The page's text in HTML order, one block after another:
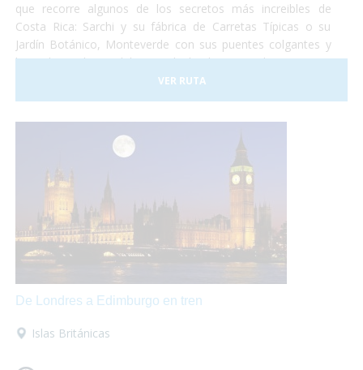
que recorre algunos de los secretos más increibles de
Costa Rica: Sarchi y su fábrica de Carretas Típicas o su
Jardín Botánico, Monteverde con sus puentes colgantes y
lugar de residencia del Quetzal, el Volcan Arenal y sus aguas
termales, Sarapiqui con su naturaleza y el tour del
chocolate para terminar relajándonos en las playas de
VER RUTA
De Londres a Edimburgo en tren
Islas Británicas